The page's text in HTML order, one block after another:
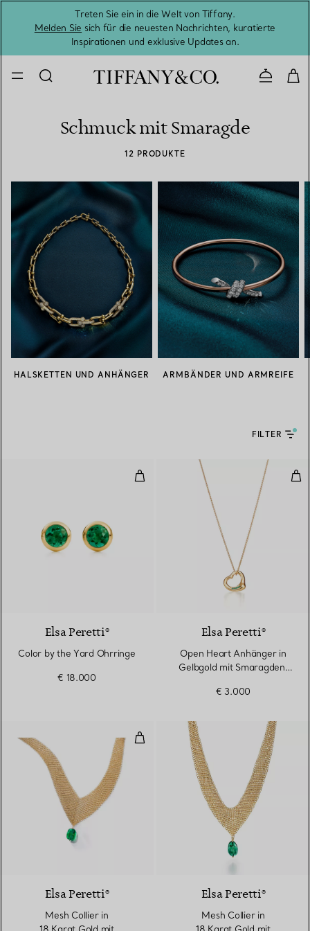
Treten Sie ein in die Welt von Tiffany.
Melden Sie sich für die neuesten Nachrichten, kuratierte
Inspirationen und exklusive Updates an.
Schmuck mit Smaragde
12 PRODUKTE
HALSKETTEN UND ANHÄNGER ARMBÄNDER UND ARMREIFE
FILTER
Color by the Yard Ohrringe
Elsa Peretti®
Color by the Yard Ohrringe
€ 18.000
Elsa Peretti®
Open Heart Anhänger in
Gelbgold mit Smaragden,
€ 3.000
Mesh Collier in 18 Karat Gold
Elsa Peretti®
Mesh Collier in
Elsa Peretti®
Mesh Collier in